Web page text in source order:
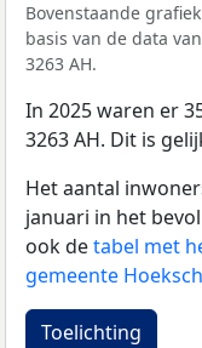
Bovenstaande
basis van de data
3263 AH.
In 2025 waren er
3263 AH. Dit is
Het aantal
januari in het
ook detabel met
gemeente
Toelichting